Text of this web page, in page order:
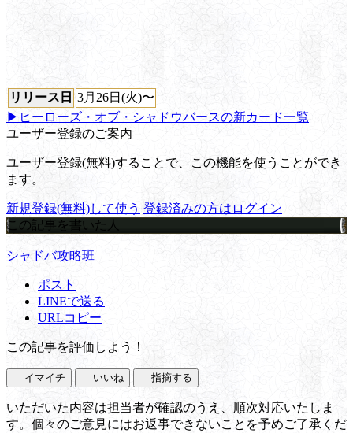
リリース日 3月26日(火)〜
▶ヒーローズ・オブ・シャドウバースの新カード一覧
ユーザー登録のご案内
ユーザー登録(無料)することで、この機能を使うことができ
ます。
新規登録(無料)して使う 登録済みの方はログイン
この記事を書いた人
シャドバ攻略班
ポスト
LINEで送る
URLコピー
この記事を評価しよう！
イマイチ いいね 指摘する
いただいた内容は担当者が確認のうえ、順次対応いたしま
す。個々のご意見にはお返事できないことを予めご了承くだ